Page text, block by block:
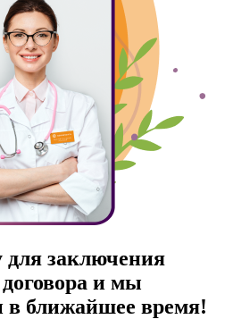
для заключения
и мы
в ближайшее время!